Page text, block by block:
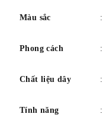
Màu sắc
Phong cách
Chất liệu dây
Tính năng